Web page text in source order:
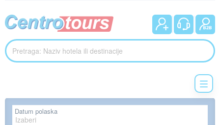
Datum polaska